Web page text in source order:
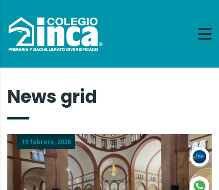
News grid
19 febrero, 2026